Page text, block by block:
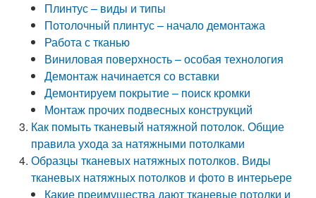
Плинтус – виды и типы
Потолочный плинтус – начало демонтажа
Работа с тканью
Виниловая поверхность – особая технология
Демонтаж начинается со вставки
Демонтируем покрытие – поиск кромки
Монтаж прочих подвесных конструкций
Как помыть тканевый натяжной потолок. Общие
правила ухода за натяжными потолками
Образцы тканевых натяжных потолков. Виды
тканевых натяжных потолков и фото в интерьере
Какие преимущества дают тканевые потолки и